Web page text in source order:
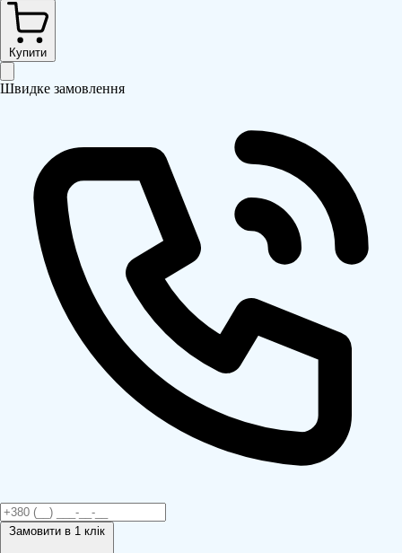
Купити
Швидке замовлення
Замовити в 1 клік